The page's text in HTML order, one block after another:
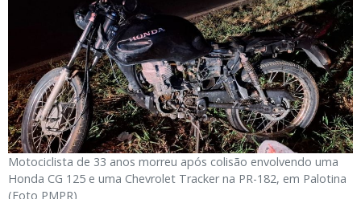
Motociclista de 33 anos morreu após colisão envolvendo uma
Honda CG 125 e uma Chevrolet Tracker na PR-182, em Palotina
(Foto PMPR)